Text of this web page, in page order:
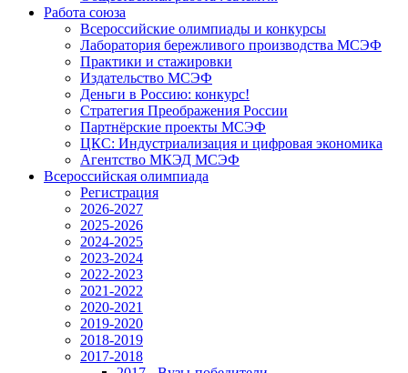
Работа союза
Всероссийские олимпиады и конкурсы
Лаборатория бережливого производства МСЭФ
Практики и стажировки
Издательство МСЭФ
Деньги в Россию: конкурс!
Стратегия Преображения России
Партнёрские проекты МСЭФ
ЦКС: Индустриализация и цифровая экономика
Агентство МКЭД МСЭФ
Всероссийская олимпиада
Регистрация
2026-2027
2025-2026
2024-2025
2023-2024
2022-2023
2021-2022
2020-2021
2019-2020
2018-2019
2017-2018